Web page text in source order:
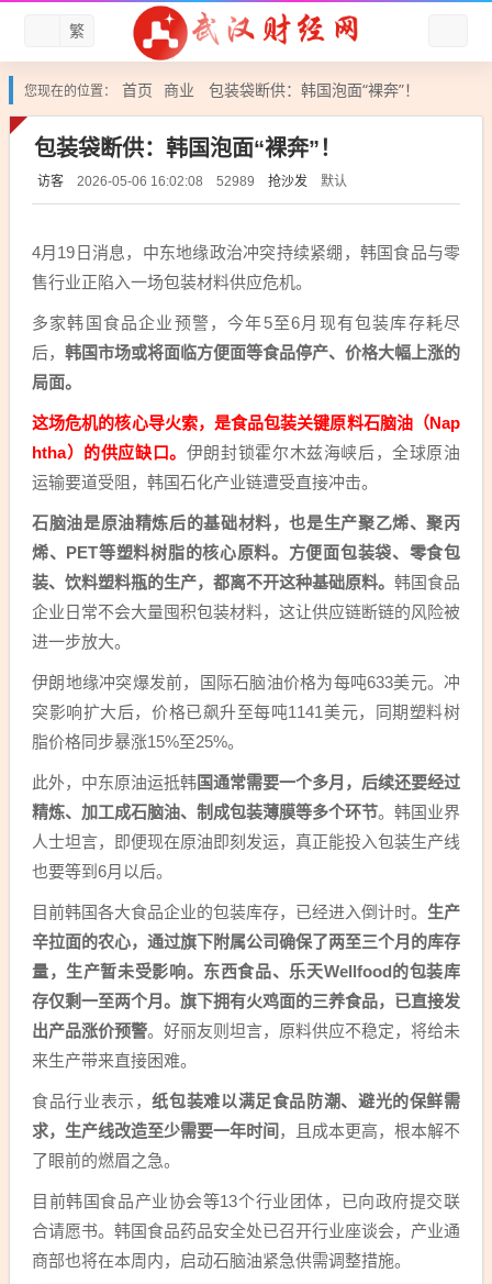
繁
您现在的位置： 首页 商业 包装袋断供：韩国泡面“裸奔”！
包装袋断供：韩国泡面“裸奔”！
访客 2026-05-06 16:02:08 52989 抢沙发 默认
4月19日消息，中东地缘政治冲突持续紧绷，韩国食品与零
售行业正陷入一场包装材料供应危机。
多家韩国食品企业预警，今年5至6月现有包装库存耗尽
后， 韩国市场或将面临方便面等食品停产、价格大幅上涨的
局面。
这场危机的核心导火索，是食品包装关键原料石脑油（Nap
htha）的供应缺口。 伊朗封锁霍尔木兹海峡后，全球原油
运输要道受阻，韩国石化产业链遭受直接冲击。
石脑油是原油精炼后的基础材料，也是生产聚乙烯、聚丙
烯、PET等塑料树脂的核心原料。方便面包装袋、零食包
装、饮料塑料瓶的生产，都离不开这种基础原料。 韩国食品
企业日常不会大量囤积包装材料，这让供应链断链的风险被
进一步放大。
伊朗地缘冲突爆发前，国际石脑油价格为每吨633美元。冲
突影响扩大后，价格已飙升至每吨1141美元，同期塑料树
脂价格同步暴涨15%至25%。
此外，中东原油运抵韩国通常需要一个多月，后续还要经过
精炼、加工成石脑油、制成包装薄膜等多个环节。韩国业界
人士坦言，即便现在原油即刻发运，真正能投入包装生产线
也要等到6月以后。
目前韩国各大食品企业的包装库存，已经进入倒计时。 生产
辛拉面的农心，通过旗下附属公司确保了两至三个月的库存
量，生产暂未受影响。东西食品、乐天Wellfood的包装库
存仅剩一至两个月。旗下拥有火鸡面的三养食品，已直接发
出产品涨价预警。好丽友则坦言，原料供应不稳定，将给未
来生产带来直接困难。
食品行业表示，纸包装难以满足食品防潮、避光的保鲜需
求，生产线改造至少需要一年时间 ，且成本更高，根本解不
了眼前的燃眉之急。
目前韩国食品产业协会等13个行业团体，已向政府提交联
合请愿书。韩国食品药品安全处已召开行业座谈会，产业通
商部也将在本周内，启动石脑油紧急供需调整措施。